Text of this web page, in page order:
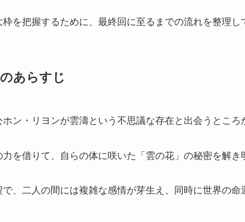
枠を把握するために、最終回に至るまでの流れを整理し
あらすじ
ン・リヨンが雲濤という不思議な存在と出会うところ
力を借りて、自らの体に咲いた「雲の花」の秘密を解き
で、二人の間には複雑な感情が芽生え、同時に世界の